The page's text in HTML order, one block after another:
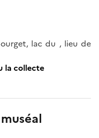
lac du , lieu de
la collecte